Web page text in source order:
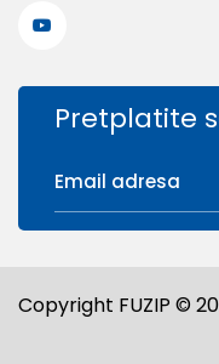
Pretplatite
Copyright FUZIP ©